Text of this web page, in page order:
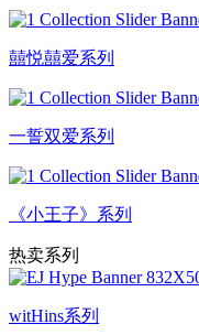
囍悦囍爱系列
一誓双爱系列
《小王子》系列
热卖系列
witHins系列